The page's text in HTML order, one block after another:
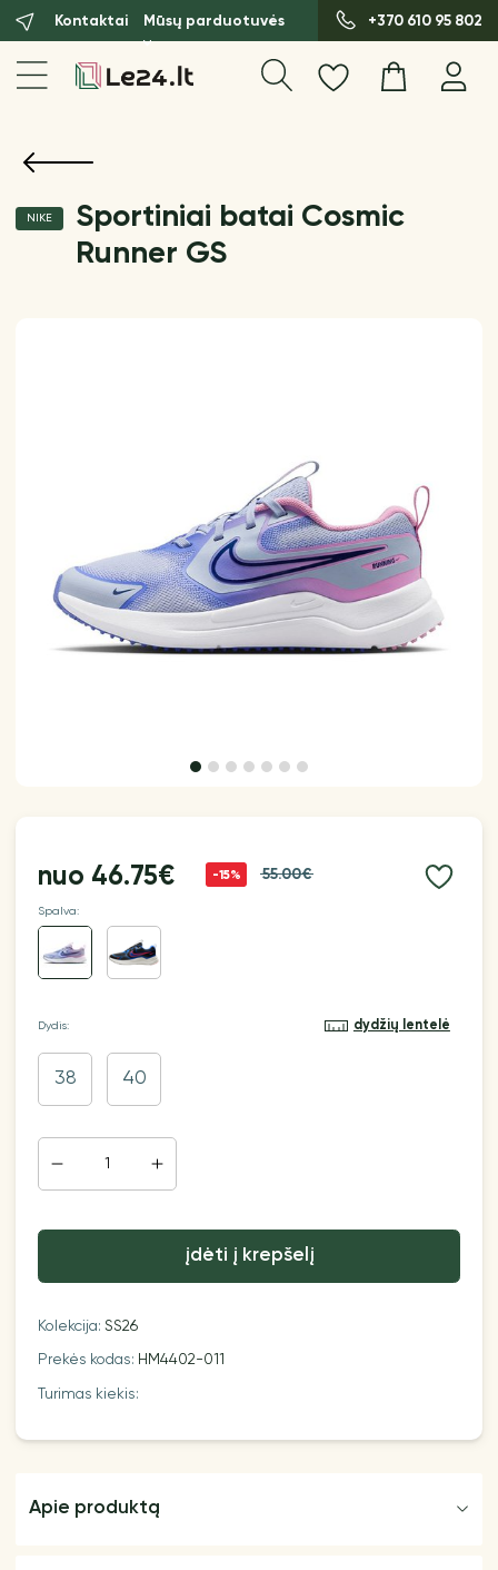
Kontaktai Mūsų parduotuvės +370 610 95 802
NIKE
Sportiniai batai Cosmic
Runner GS
nuo 46.75€ -15% 55.00€
Spalva:
Dydis: dydžių lentelė
38 40
įdėti į krepšelį
Kolekcija:SS26
Prekės kodas: HM4402-011
Turimas kiekis:
Apie produktą